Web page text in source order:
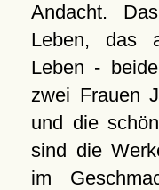
Andacht.
Leben, das
Leben -
zwei Frauen
und die
sind die
im